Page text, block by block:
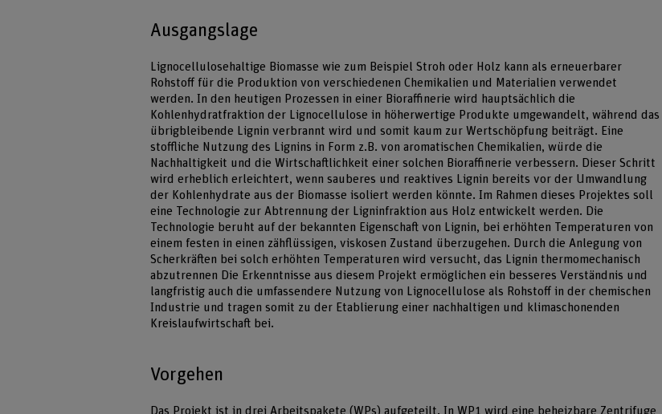
Ausgangslage
Lignocellulosehaltige Biomasse wie zum Beispiel Stroh oder Holz kann als erneuerbarer
Rohstoff für die Produktion von verschiedenen Chemikalien und Materialien verwendet
werden. In den heutigen Prozessen in einer Bioraffinerie wird hauptsächlich die
Kohlenhydratfraktion der Lignocellulose in höherwertige Produkte umgewandelt, während das
übrigbleibende Lignin verbrannt wird und somit kaum zur Wertschöpfung beiträgt. Eine
stoffliche Nutzung des Lignins in Form z.B. von aromatischen Chemikalien, würde die
Nachhaltigkeit und die Wirtschaftlichkeit einer solchen Bioraffinerie verbessern. Dieser Schritt
wird erheblich erleichtert, wenn sauberes und reaktives Lignin bereits vor der Umwandlung
der Kohlenhydrate aus der Biomasse isoliert werden könnte. Im Rahmen dieses Projektes soll
eine Technologie zur Abtrennung der Ligninfraktion aus Holz entwickelt werden. Die
Technologie beruht auf der bekannten Eigenschaft von Lignin, bei erhöhten Temperaturen von
einem festen in einen zähflüssigen, viskosen Zustand überzugehen. Durch die Anlegung von
Scherkräften bei solch erhöhten Temperaturen wird versucht, das Lignin thermomechanisch
abzutrennen Die Erkenntnisse aus diesem Projekt ermöglichen ein besseres Verständnis und
langfristig auch die umfassendere Nutzung von Lignocellulose als Rohstoff in der chemischen
Industrie und tragen somit zu der Etablierung einer nachhaltigen und klimaschonenden
Kreislaufwirtschaft bei.
Vorgehen
Das Projekt ist in drei Arbeitspakete (WPs) aufgeteilt. In WP1 wird eine beheizbare Zentrifuge